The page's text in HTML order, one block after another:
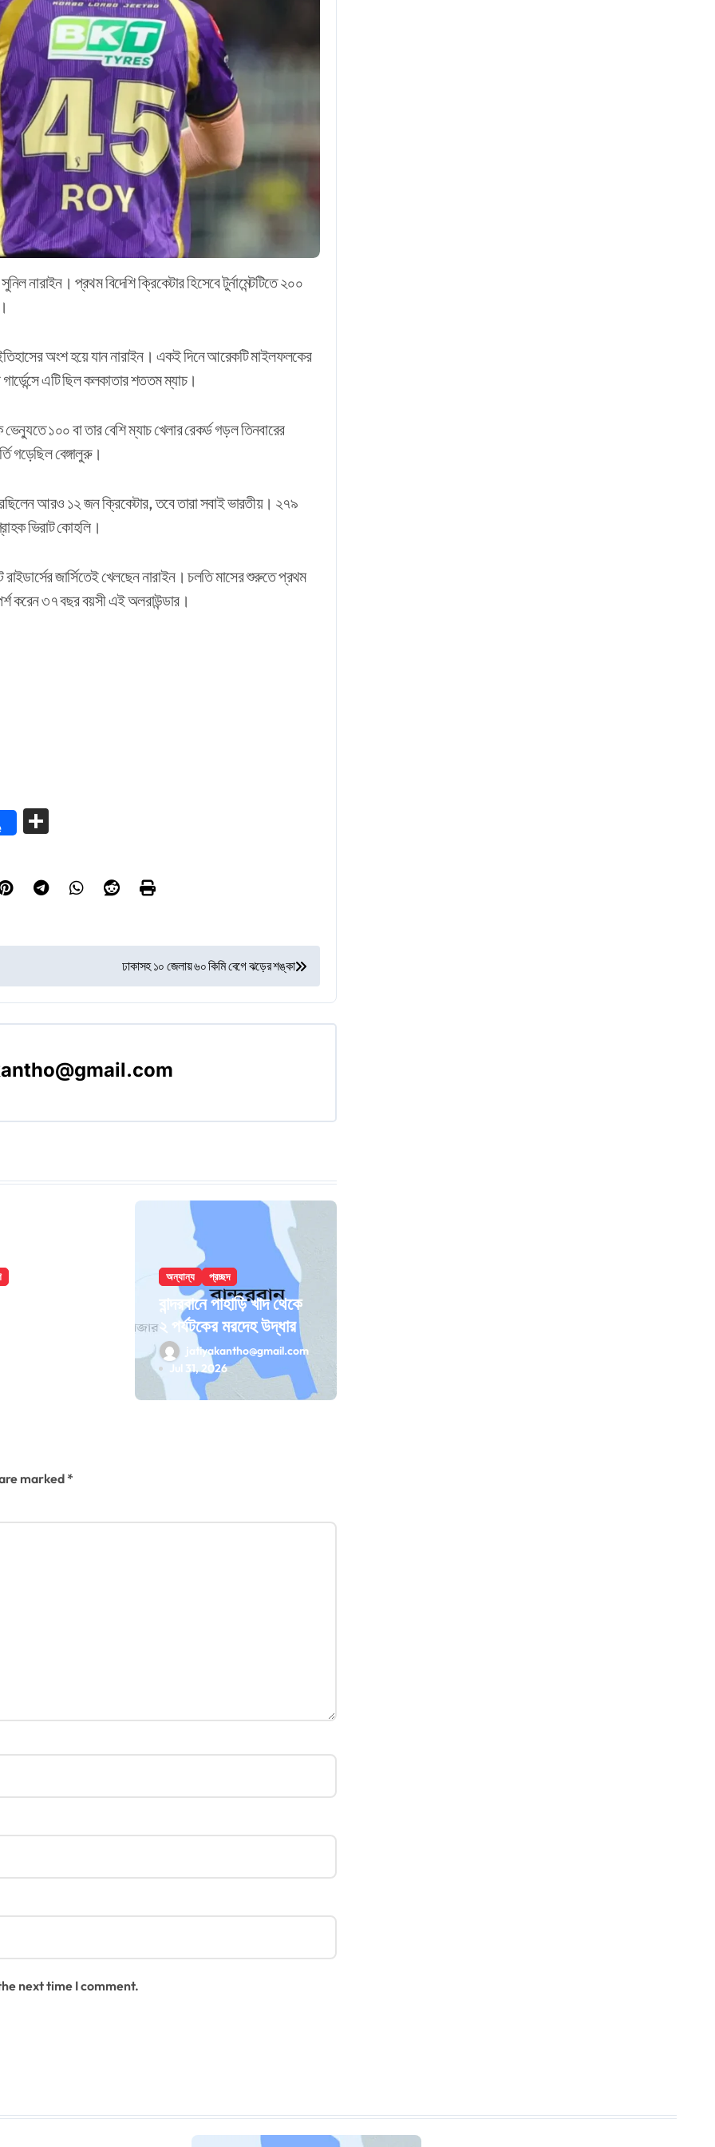
ইতিহাসের অংশ হয়ে যান নারাইন। একই দিনে আরেকটি মাইলফলকের
এটি ছিল কলকাতার শততম ম্যাচ।
১০০ বা তার বেশি ম্যাচ খেলার রেকর্ড গড়ল তিনবারের
গড়েছিল বেঙ্গালুরু।
আরও ১২ জন ক্রিকেটার, তবে তারা সবাই ভারতীয়। ২৭৯
ভিরাট কোহলি।
জার্সিতেই খেলছেন নারাইন। চলতি মাসের শুরুতে প্রথম
করেন ৩৭ বছর বয়সী এই অলরাউন্ডার।
ঢাকাসহ ১০ জেলায় ৬০ কিমি বেগে ঝড়ের শঙ্কা
অন্যান্য প্রচ্ছদ
বান্দরবানে পাহাড়ি খাদ থেকে
২ পর্যটকের মরদেহ উদ্ধার
jatiyakantho@gmail.com
Jul 31, 2026
marked*
next time I comment.